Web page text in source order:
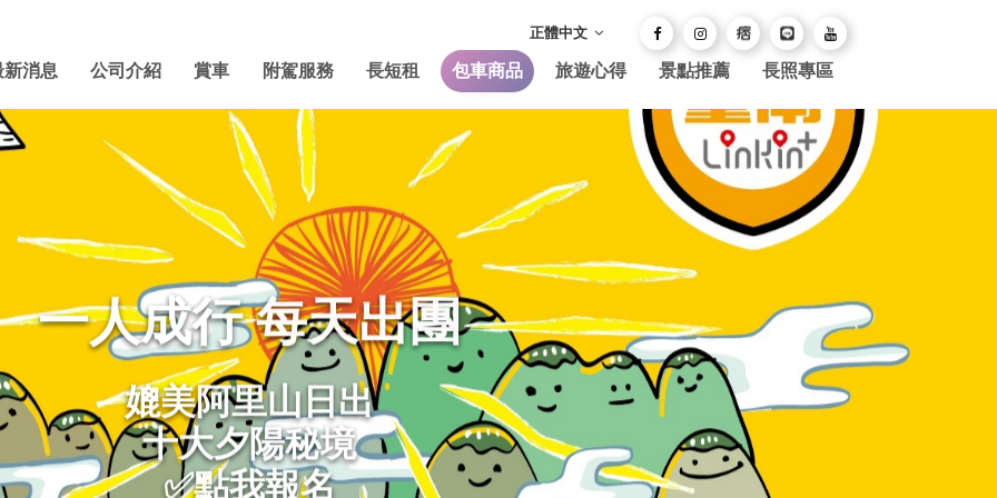
正體中文
新消息 公司介紹 賞車 附駕服務 長短租 包車商品 旅遊心得 景點推薦 長照專區
一人成行 每天出團
媲美阿里山日出
十大夕陽秘境
✅點我報名